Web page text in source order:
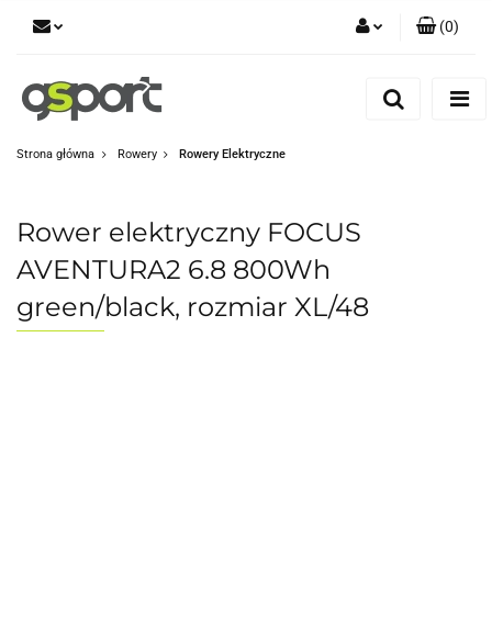
Dodaj zgłoszenie
(0)
Strona główna Rowery Rowery Elektryczne
Rower elektryczny FOCUS
AVENTURA2 6.8 800Wh
green/black, rozmiar XL/48